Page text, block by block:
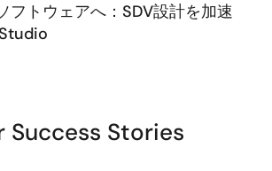
フトウェアへ：SDV設計を加速
Success Stories